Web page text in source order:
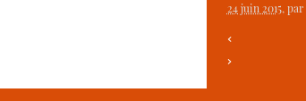
24 juin 2015, par
<
>